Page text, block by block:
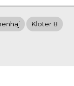
Kloter 8